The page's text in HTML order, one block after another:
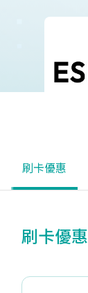
刷卡優惠
刷卡優惠